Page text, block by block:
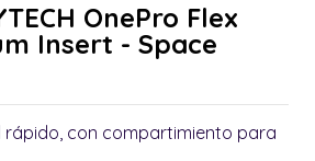
OnePro Flex
Insert - Space
rápido, con compartimiento para